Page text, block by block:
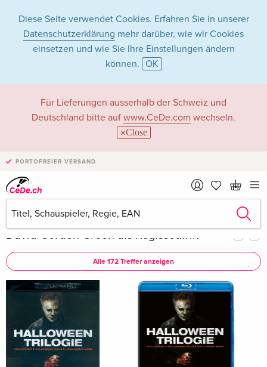
Diese Seite verwendet Cookies. Erfahren Sie in unserer
Datenschutzerklärung mehr darüber, wie wir Cookies
einsetzen und wie Sie Ihre Einstellungen ändern
können. OK
Für Lieferungen ausserhalb der Schweiz und
Deutschland bitte auf www.CeDe.com wechseln.
Close
PORTOFREIER VERSAND
David Gordon
Green in Filme - Alle
Formate
Artikel von David Gordon Green anzeigen imkompletten Shop
David Gordon Green als Regisseur/in
Alle 172 Treffer anzeigen